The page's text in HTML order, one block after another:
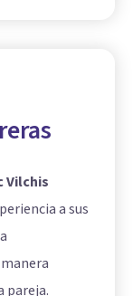
Vilchis
a sus
pareja.